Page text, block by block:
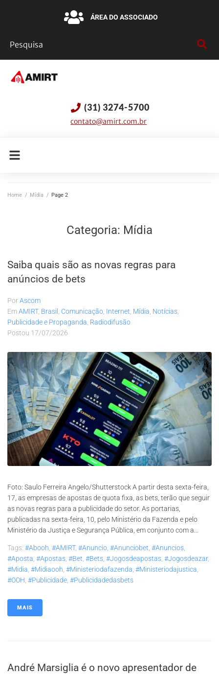
ÁREA DO ASSOCIADO
(31) 3274-5700
contato@amirt.com.br
Home / Mídia / Page 2
Categoria: Mídia
Saiba quais são as novas regras para
anúncios de bets
PorAscom
EmAMIRT, Brasil Comunicação Internet Mídia Notícias
Publicidade e Propaganda Radiodifusão
Postou 17/07/2026
Foto: Saulo Ferreira Angelo/Shutterstock A partir desta sexta-feira,
17, as empresas de apostas de quota fixa, as bets, terão que seguir
as novas regras para a publicidade do setor. As portarias,
publicadas na sexta-feira, 10, pelo Ministério da Fazenda e pelo
Ministério da Justiça e Segurança Pública, em conjunto com a...
Tags: #abooh #AMIRT, #anuncio #anunciobet #anuncios
#aposta #apostas #bet #bets #jogosdeapostas #jogosdeazar,
#midia #midiaooh #ministeriodafazenda #ministeriodajustica
#OOH #publicidade #publicidadedasbets
MAIS
André Marsiglia é o novo apresentador de